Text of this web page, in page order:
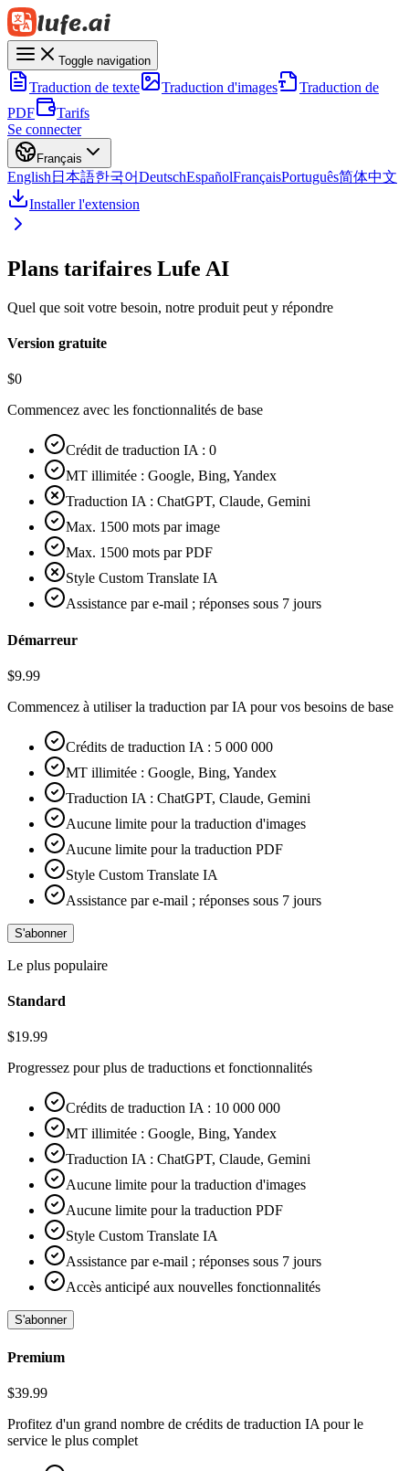
Toggle navigation
Traduction de texte Traduction d'images
Traduction de
PDF
Tarifs
Se connecter
Français
English 日本語한국어DeutschEspañolFrançaisPortuguês简体中文
Installer l'extension
Plans tarifaires Lufe AI
Quel que soit votre besoin, notre produit peut y répondre
Version gratuite
$0
Commencez avec les fonctionnalités de base
Crédit de traduction IA : 0
MT illimitée : Google, Bing, Yandex
Traduction IA : ChatGPT, Claude, Gemini
Max. 1500 mots par image
Max. 1500 mots par PDF
Style Custom Translate IA
Assistance par e-mail ; réponses sous 7 jours
Démarreur
$9.99
Commencez à utiliser la traduction par IA pour vos besoins de base
Crédits de traduction IA : 5 000 000
MT illimitée : Google, Bing, Yandex
Traduction IA : ChatGPT, Claude, Gemini
Aucune limite pour la traduction d'images
Aucune limite pour la traduction PDF
Style Custom Translate IA
Assistance par e-mail ; réponses sous 7 jours
S'abonner
Le plus populaire
Standard
$19.99
Progressez pour plus de traductions et fonctionnalités
Crédits de traduction IA : 10 000 000
MT illimitée : Google, Bing, Yandex
Traduction IA : ChatGPT, Claude, Gemini
Aucune limite pour la traduction d'images
Aucune limite pour la traduction PDF
Style Custom Translate IA
Assistance par e-mail ; réponses sous 7 jours
Accès anticipé aux nouvelles fonctionnalités
S'abonner
Premium
$39.99
Profitez d'un grand nombre de crédits de traduction IA pour le
service le plus complet